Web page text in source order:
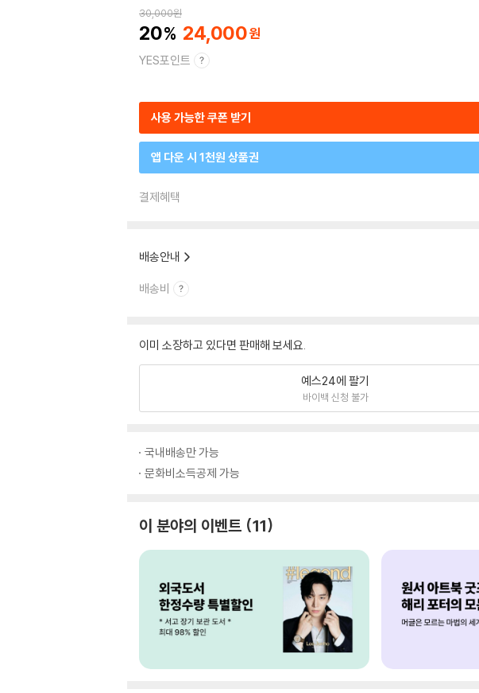
30,000원
20 24,000
YES포인트
사용 가능한 쿠폰 받기
앱 다운 시 1천원 상품권
결제혜택
배송안내
배송비
이미 소장하고 있다면 판매해 보세요.
예스24에 팔기
바이백 신청 불가
국내배송만 가능
문화비소득공제 가능
이 분야의 이벤트 11